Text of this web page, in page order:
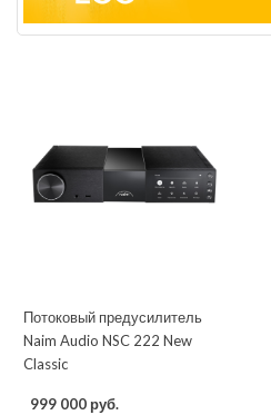
Потоковый предусилитель
Naim Audio NSC 222 New
Classic
999 000 руб.